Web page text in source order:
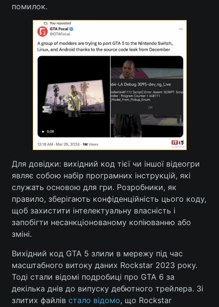
помилок.
Для довідки: вихідний код тієї чи іншої відеогри
являє собою набір програмних інструкцій, які
служать основою для гри. Розробники, як
правило, зберігають конфіденційність цього коду,
щоб захистити інтелектуальну власність і
запобігти несанкціонованому копіюванню або
зміні.
Вихідний код GTA 5 злили в мережу під час
масштабного витоку даних Rockstar 2023 року.
Тоді стали відомі подробиці про GTA 6 за
декілька днів до випуску дебютного трейлера. Зі
злитих файлів стало відомо, що Rockstar